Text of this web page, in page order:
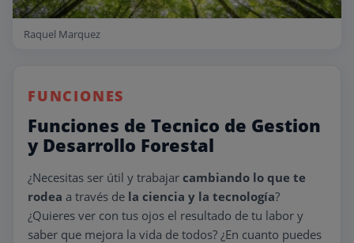
Raquel Marquez
FUNCIONES
Funciones de Tecnico de Gestion
y Desarrollo Forestal
¿Necesitas ser útil y trabajar cambiando lo que te
rodea a través de la ciencia y la tecnología?
¿Quieres ver con tus ojos el resultado de tu labor y
saber que mejora la vida de todos? ¿En cuanto puedes